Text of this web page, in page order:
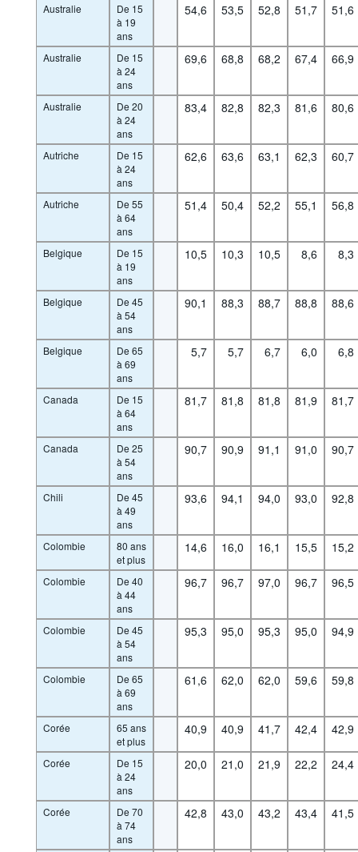
Australie
De 15
à 19
ans
54,6 53,5 52,8 51,7 51,6
Australie
De 15
à 24
ans
69,6 68,8 68,2 67,4 66,9
Australie
De 20
à 24
ans
83,4 82,8 82,3 81,6 80,6
Autriche
De 15
à 24
ans
62,6 63,6 63,1 62,3 60,7
Autriche
De 55
à 64
ans
51,4 50,4 52,2 55,1 56,8
Belgique
De 15
à 19
ans
10,5 10,3 10,5 8,6 8,3
Belgique
De 45
à 54
ans
90,1 88,3 88,7 88,8 88,6
Belgique
De 65
à 69
ans
5,7 5,7 6,7 6,0 6,8
Canada
De 15
à 64
ans
81,7 81,8 81,8 81,9 81,7
Canada
De 25
à 54
ans
90,7 90,9 91,1 91,0 90,7
Chili
De 45
à 49
ans
93,6 94,1 94,0 93,0 92,8
Colombie
80 ans
et plus
14,6 16,0 16,1 15,5 15,2
Colombie
De 40
à 44
ans
96,7 96,7 97,0 96,7 96,5
Colombie
De 45
à 54
ans
95,3 95,0 95,3 95,0 94,9
Colombie
De 65
à 69
ans
61,6 62,0 62,0 59,6 59,8
Corée
65 ans
et plus
40,9 40,9 41,7 42,4 42,9
Corée
De 15
à 24
ans
20,0 21,0 21,9 22,2 24,4
Corée
De 70
à 74
ans
42,8 43,0 43,2 43,4 41,5